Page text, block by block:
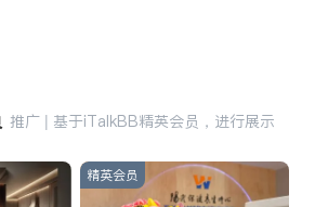
推广 | 基于iTalkBB精英会员，进行展示
精英会员